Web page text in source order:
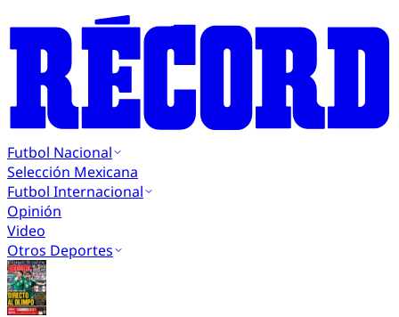
Futbol Nacional
Selección Mexicana
Futbol Internacional
Opinión
Video
Otros Deportes